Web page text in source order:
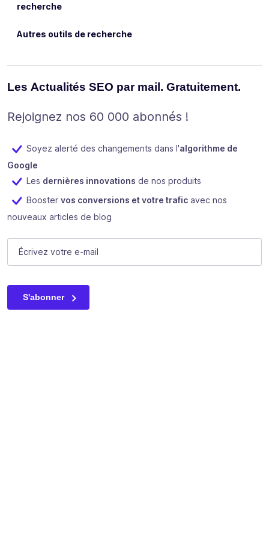
recherche
Autres outils de recherche
Les Actualités SEO par mail. Gratuitement.
Rejoignez nos 60 000 abonnés !
Soyez alerté des changements dans l'algorithme de
Google
Les dernières innovations de nos produits
Booster vos conversions et votre trafic avec nos
nouveaux articles de blog
Facebook
Ce champ n’est utilisé qu’à des fins de validation et
E-mail (Nécessaire)
S'abonner